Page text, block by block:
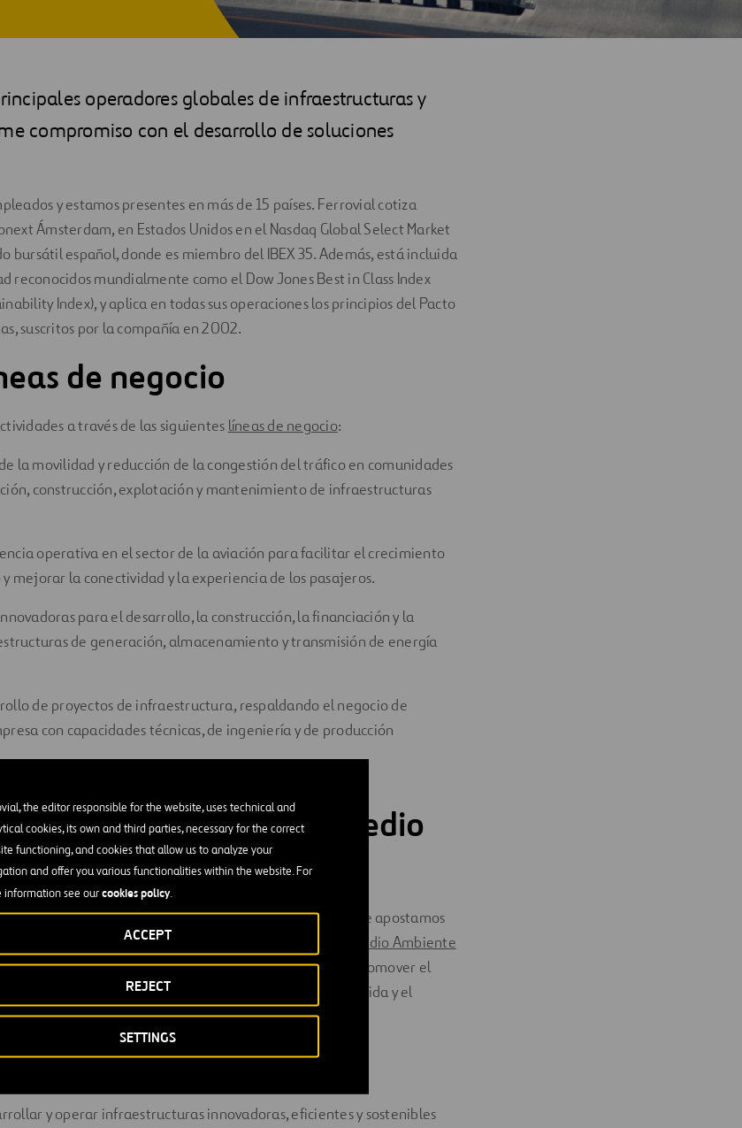
the editor responsible for the website, uses technical and
cookies, its own and third parties, necessary for the correct
functioning, and cookies that allow us to analyze your
and offer you various functionalities within the website. For
information see ourcookies policy.
SETTINGS
REJECT
ACCEPT
operadores globales de infraestructuras y
compromiso con el desarrollo de soluciones
y estamos presentes en más de 15 países. Ferrovial cotiza
Ámsterdam, en Estados Unidos en el Nasdaq Global Select Market
bursátil español, donde es miembro del IBEX 35. Además, está incluida
reconocidos mundialmente como el Dow Jones Best in Class Index
Index), y aplica en todas sus operaciones los principios del Pacto
suscritos por la compañía en 2002.
de negocio
a través de las siguientes líneas de negocio:
la movilidad y reducción de la congestión del tráfico en comunidades
construcción, explotación y mantenimiento de infraestructuras
operativa en el sector de la aviación para facilitar el crecimiento
mejorar la conectividad y la experiencia de los pasajeros.
para el desarrollo, la construcción, la financiación y la
de generación, almacenamiento y transmisión de energía
de proyectos de infraestructura, respaldando el negocio de
con capacidades técnicas, de ingeniería y de producción
con la sociedad y el medio
es una de nuestras señas de identidad. Es por eso que apostamos
las buenas prácticas en materia de
Calidad y Medio Ambiente
. Prestamos servicios a grandes comunidades para promover el
ayudando con nuestra gestión a mejorar la calidad de vida y el
y operar infraestructuras innovadoras, eficientes y sostenibles